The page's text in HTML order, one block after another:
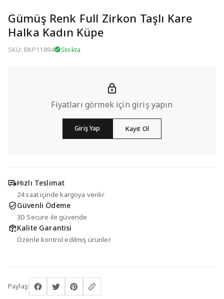
Gümüş Renk Full Zirkon Taşlı Kare
Halka Kadın Küpe
SKU: BKP11894 Stokta
Fiyatları görmek için giriş yapın
Giriş Yap Kayıt Ol
Hızlı Teslimat
24 saat içinde kargoya verilir
Güvenli Ödeme
3D Secure ile güvende
Kalite Garantisi
Özenle kontrol edilmiş ürünler
Paylaş: